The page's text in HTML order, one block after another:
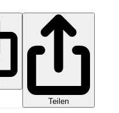
Teilen